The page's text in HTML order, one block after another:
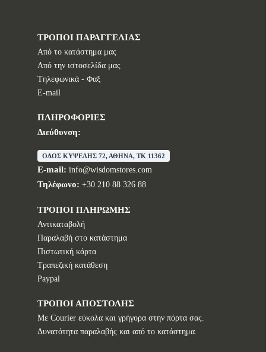
ΤΡΟΠΟΙ ΠΑΡΑΓΓΕΛΙΑΣ
Από το κατάστημα μας
Από την ιστοσελίδα μας
Tηλεφωνικά - Φαξ
E-mail
ΠΛΗΡΟΦΟΡΙΕΣ
Διεύθυνση:
ΟΔΟΣ ΚΥΨΕΛΗΣ 72, ΑΘΗΝΑ, TK 11362
E-mail: info@wisdomstores.com
Τηλέφωνο: +30 210 88 326 88
ΤΡΟΠΟΙ ΠΛΗΡΩΜΗΣ
Αντικαταβολή
Παραλαβή στο κατάστημα
Πιστωτική κάρτα
Τραπεζική κατάθεση
Paypal
ΤΡΟΠΟΙ ΑΠΟΣΤΟΛΗΣ
Με Courier εύκολα και γρήγορα στην πόρτα σας.
Δυνατότητα παραλαβής και από το κατάστημα.